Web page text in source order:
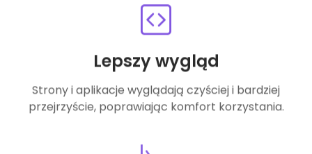
Lepszy wygląd
Strony i aplikacje wyglądają czyściej i bardziej
przejrzyście, poprawiając komfort korzystania.